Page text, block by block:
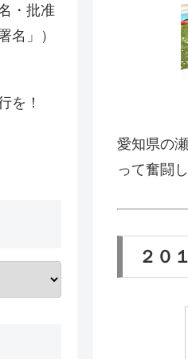
愛知県の
って奮闘
２０
・批准
名」）
を！